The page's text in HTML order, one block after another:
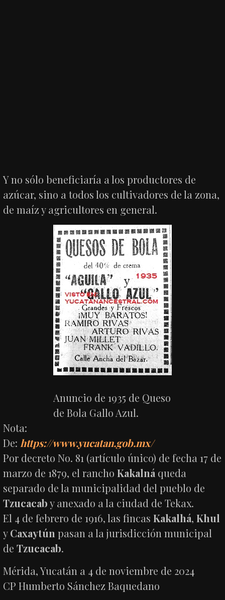
Y no sólo beneficiaría a los productores de
azúcar, sino a todos los cultivadores de la zona,
de maíz y agricultores en general.
Anuncio de 1935 de Queso
de Bola Gallo Azul.
Nota:
De: https://www.yucatan.gob.mx/
Por decreto No. 81 (artículo único) de fecha 17 de
marzo de 1879, el ranchoKakalná queda
separado de la municipalidad del pueblo de
Tzucacaby anexado a la ciudad de Tekax.
El 4 de febrero de 1916, las fincasKakalhá,Khul
yCaxaytún pasan a la jurisdicción municipal
deTzucacab.
Mérida, Yucatán a 4 de noviembre de 2024
CP Humberto Sánchez Baquedano